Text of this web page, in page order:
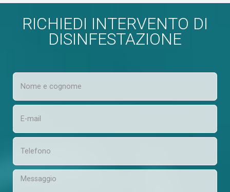
RICHIEDI INTERVENTO DI
DISINFESTAZIONE